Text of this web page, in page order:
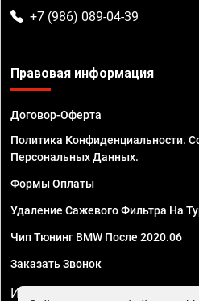
+7 (986) 089-04-39
Правовая информация
Договор-Оферта
Политика Конфиденциальности.
Персональных Данных.
Формы Оплаты
Удаление Сажевого Фильтра На
Чип Тюнинг BMW После 2020.06
Заказать Звонок
ИП Смирнов Георгий